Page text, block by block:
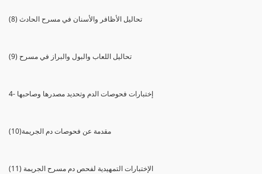
(8) تحاليل الأظافر والأسنان في مسرح الحادث
(9) تحاليل اللعاب والبول والبراز في مسرح
4- إختبارات فحوصات الدم وتحديد مصدرها وصاحبها
(10)مقدمة عن فحوصات دم الجريمة
(11) الإختبارات التمهيدية لفحص دم مسرح الجريمة